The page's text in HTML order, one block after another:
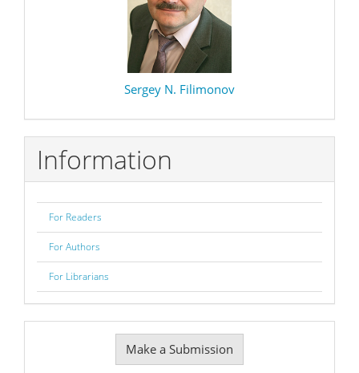
Sergey N. Filimonov
Information
For Readers
For Authors
For Librarians
Make a Submission